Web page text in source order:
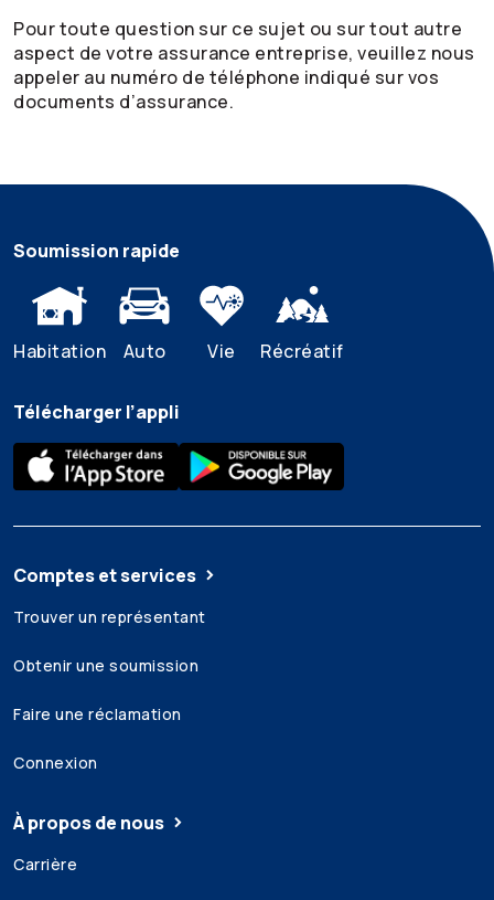
Pour toute question sur ce sujet ou sur tout autre
aspect de votre assurance entreprise, veuillez nous
appeler au numéro de téléphone indiqué sur vos
documents d’assurance.
Soumission rapide
Habitation Auto Vie Récréatif
Télécharger l’appli
Comptes et services
Trouver un représentant
Obtenir une soumission
Faire une réclamation
Connexion
À propos de nous
Carrière